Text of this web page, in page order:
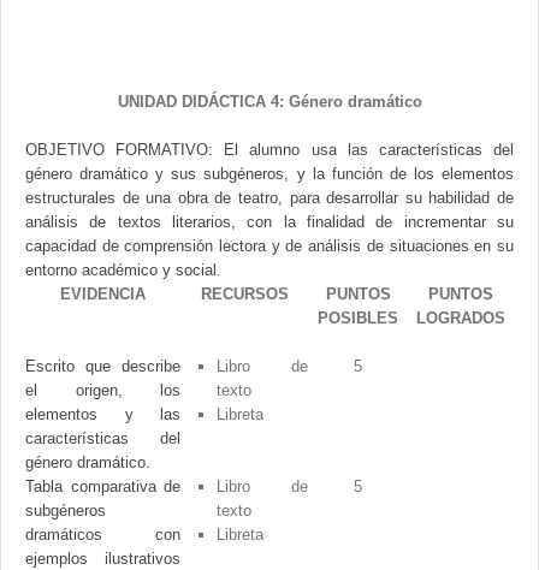
UNIDAD DIDÁCTICA 4: Género dramático
OBJETIVO FORMATIVO: El alumno usa las características del
género dramático y sus subgéneros, y la función de los elementos
estructurales de una obra de teatro, para desarrollar su habilidad de
análisis de textos literarios, con la finalidad de incrementar su
capacidad de comprensión lectora y de análisis de situaciones en su
entorno académico y social.
EVIDENCIA
RECURSOS
PUNTOS
POSIBLES
PUNTOS
LOGRADOS
Escrito que describe
el origen, los
elementos y las
características del
género dramático.
Libro de
texto
Libreta
5
Tabla comparativa de
subgéneros
dramáticos con
ejemplos ilustrativos
Libro de
texto
Libreta
5